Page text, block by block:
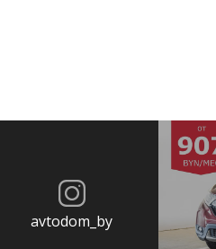
avtodom_by